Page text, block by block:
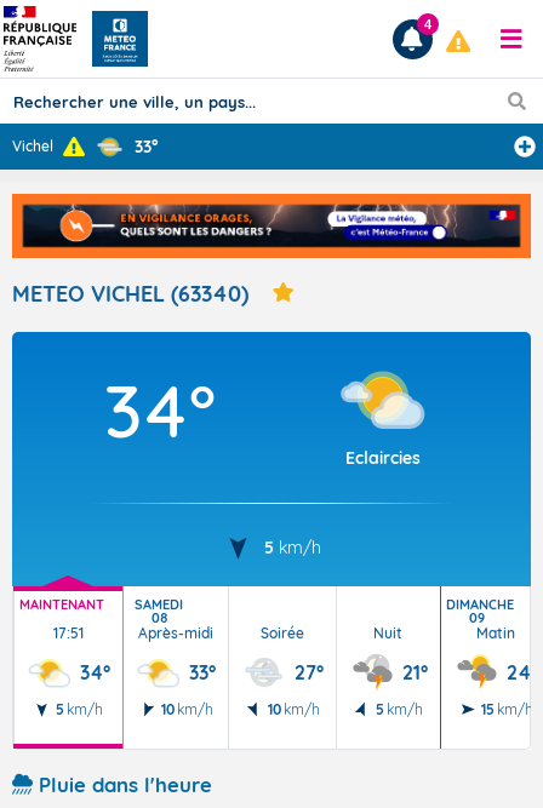
Prévisions
TOUS LES RÉSULTATS
Articles
4
Vichel 33°
METEO VICHEL (63340)
34°
Eclaircies
5 km/h
MAINTENANT
17:51
34°
5 km/h
SAMEDI
08
Après-midi
33°
10 km/h
Soirée
27°
10 km/h
Nuit
21°
5 km/h
DIMANCHE
09
Matin
24°
15 km/h
Pluie dans l'heure